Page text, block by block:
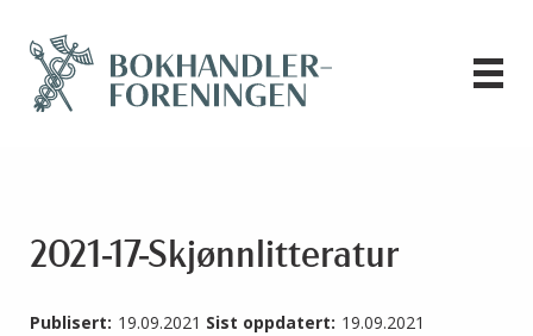
2021-17-Skjønnlitteratur
Publisert: 19.09.2021 Sist oppdatert: 19.09.2021